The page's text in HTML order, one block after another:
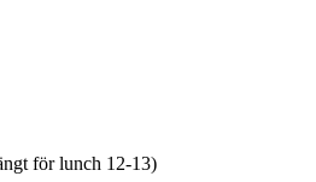
för lunch 12-13)